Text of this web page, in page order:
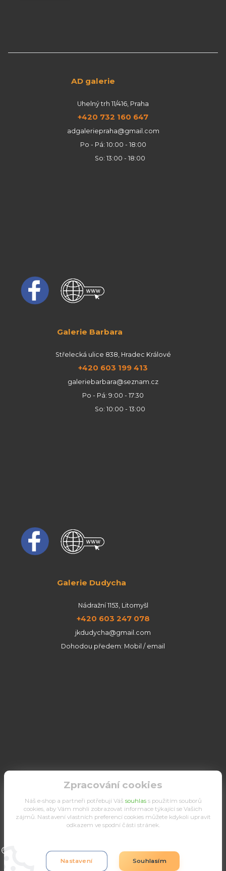
AD galerie
Uhelný trh 11/416, Praha
+420 732 160 647
adgaleriepraha@gmail.com
Po - Pá: 10:00 - 18:00
So: 13:00 - 18:00
Galerie Barbara
Střelecká ulice 838, Hradec Králové
+420 603 199 413
galeriebarbara@seznam.cz
Po - Pá: 9:00 - 17:30
So: 10:00 - 13:00
Galerie Dudycha
Nádražní 1153, Litomyšl
+420 603 247 078
jkdudycha@gmail.com
Dohodou předem: Mobil / email
Upravit sběr cookies.
Zpracování cookies
Náš e-shop a partneři potřebují Váš souhlass použitím souborů
cookies, aby Vám mohli zobrazovat informace týkající se Vašich
zájmů. Nastavení vlastních preferencí cookies můžete kdykoli upravit
odkazem ve spodní části stránek.
Nastavení Souhlasím